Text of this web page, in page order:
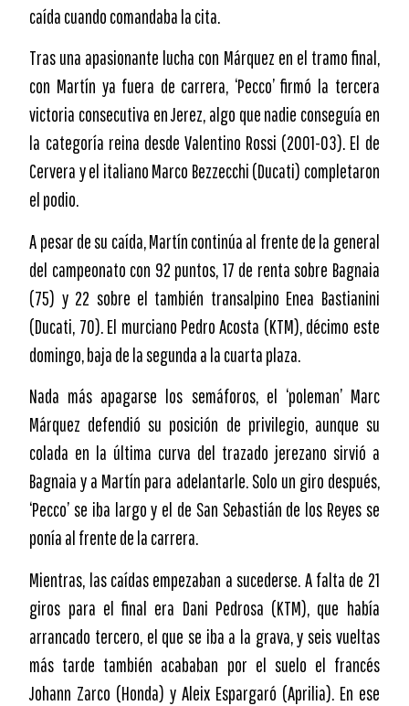
caída cuando comandaba la cita.
Tras una apasionante lucha con Márquez en el tramo final,
con Martín ya fuera de carrera, ‘Pecco’ firmó la tercera
victoria consecutiva en Jerez, algo que nadie conseguía en
la categoría reina desde Valentino Rossi (2001-03). El de
Cervera y el italiano Marco Bezzecchi (Ducati) completaron
el podio.
A pesar de su caída, Martín continúa al frente de la general
del campeonato con 92 puntos, 17 de renta sobre Bagnaia
(75) y 22 sobre el también transalpino Enea Bastianini
(Ducati, 70). El murciano Pedro Acosta (KTM), décimo este
domingo, baja de la segunda a la cuarta plaza.
Nada más apagarse los semáforos, el ‘poleman’ Marc
Márquez defendió su posición de privilegio, aunque su
colada en la última curva del trazado jerezano sirvió a
Bagnaia y a Martín para adelantarle. Solo un giro después,
‘Pecco’ se iba largo y el de San Sebastián de los Reyes se
ponía al frente de la carrera.
Mientras, las caídas empezaban a sucederse. A falta de 21
giros para el final era Dani Pedrosa (KTM), que había
arrancado tercero, el que se iba a la grava, y seis vueltas
más tarde también acababan por el suelo el francés
Johann Zarco (Honda) y Aleix Espargaró (Aprilia). En ese